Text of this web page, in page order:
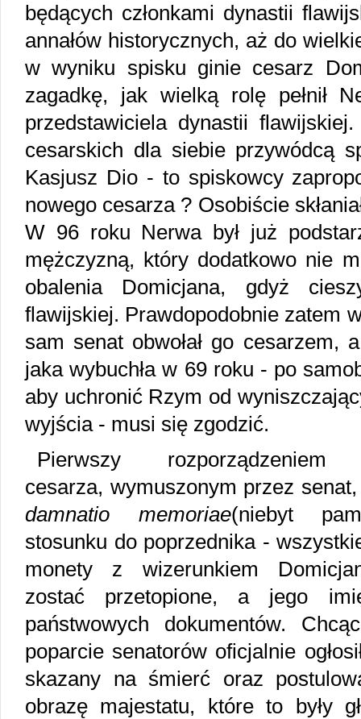
będących członkami dynastii
annałów historycznych, aż do
w wyniku spisku ginie cesarz
zagadkę, jak wielką rolę pełnił
przedstawiciela dynastii
cesarskich dla siebie przywódcą
Kasjusz Dio - to spiskowcy
nowego cesarza ? Osobiście
W 96 roku Nerwa był już
mężczyzną, który dodatkowo nie
obalenia Domicjana, gdyż
flawijskiej. Prawdopodobnie zatem
sam senat obwołał go cesarzem,
jaka wybuchła w 69 roku - po
aby uchronić Rzym od
wyjścia - musi się zgodzić.
Pierwszy rozporządzeniem
cesarza, wymuszonym przez senat,
damnatio memoriae(niebyt
stosunku do poprzednika -
monety z wizerunkiem
zostać przetopione, a jego
państwowych dokumentów.
poparcie senatorów oficjalnie
skazany na śmierć oraz
obrazę majestatu, które to były